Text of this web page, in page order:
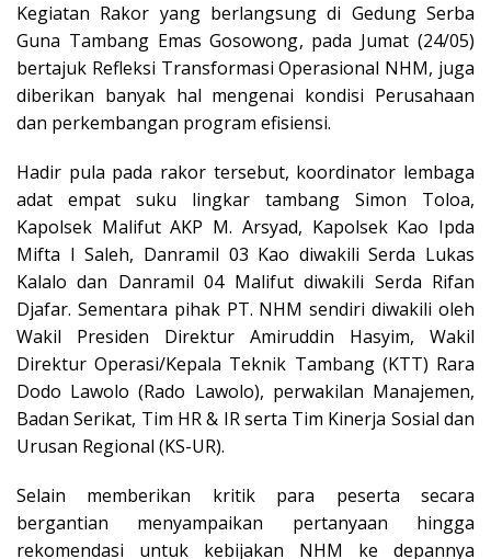
Kegiatan Rakor yang berlangsung di Gedung Serba
Guna Tambang Emas Gosowong, pada Jumat (24/05)
bertajuk Refleksi Transformasi Operasional NHM, juga
diberikan banyak hal mengenai kondisi Perusahaan
dan perkembangan program efisiensi.
Hadir pula pada rakor tersebut, koordinator lembaga
adat empat suku lingkar tambang Simon Toloa,
Kapolsek Malifut AKP M. Arsyad, Kapolsek Kao Ipda
Mifta I Saleh, Danramil 03 Kao diwakili Serda Lukas
Kalalo dan Danramil 04 Malifut diwakili Serda Rifan
Djafar. Sementara pihak PT. NHM sendiri diwakili oleh
Wakil Presiden Direktur Amiruddin Hasyim, Wakil
Direktur Operasi/Kepala Teknik Tambang (KTT) Rara
Dodo Lawolo (Rado Lawolo), perwakilan Manajemen,
Badan Serikat, Tim HR & IR serta Tim Kinerja Sosial dan
Urusan Regional (KS-UR).
Selain memberikan kritik para peserta secara
bergantian menyampaikan pertanyaan hingga
rekomendasi untuk kebijakan NHM ke depannya